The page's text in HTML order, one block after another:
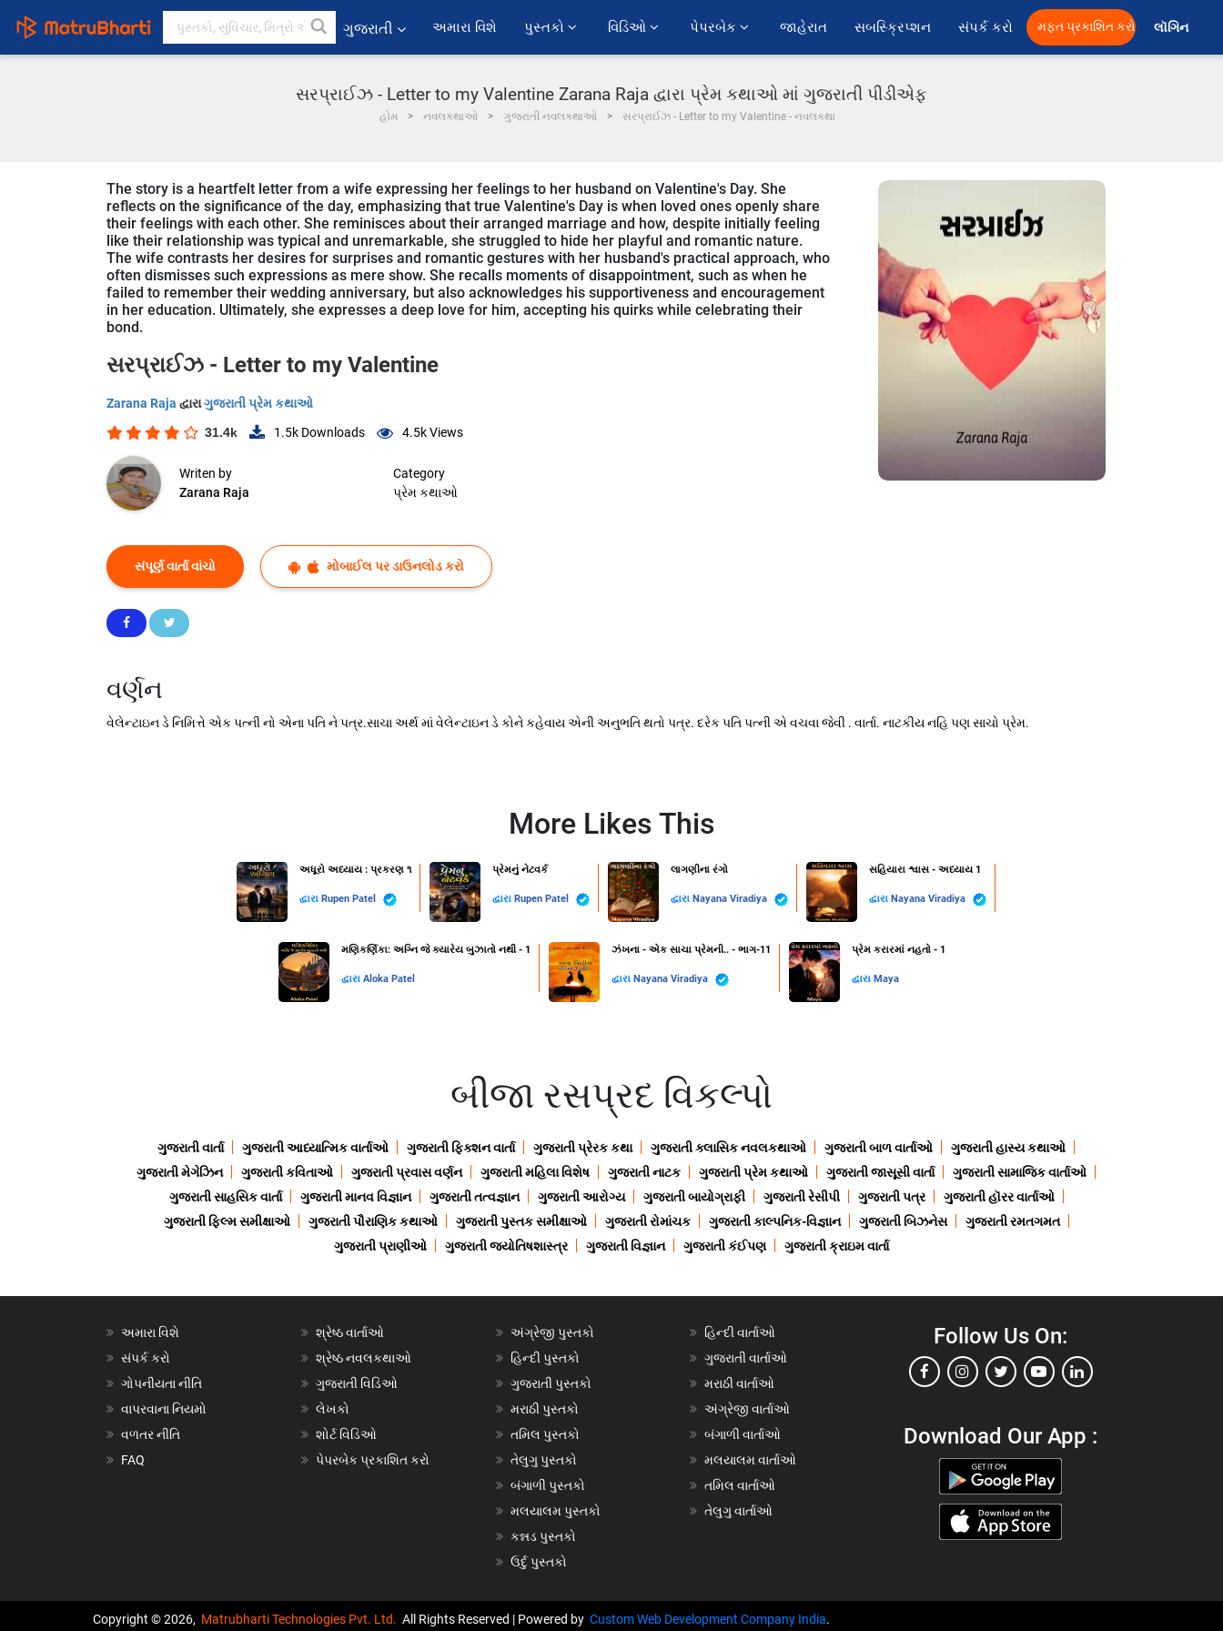
ગુજરાતી અમારા વિશે પુસ્તકો વિડિઓ પેપરબેક જાહેરાત સબસ્ક્રિપ્શન સંપર્ક કરો મફત પ્રકાશિત કરો લૉગિન
સરપ્રાઈઝ - Letter to my Valentine Zarana Raja દ્વારા પ્રેમ કથાઓ માં ગુજરાતી પીડીએફ
હોમ નવલકથાઓ ગુજરાતી નવલકથાઓ સરપ્રાઈઝ - Letter to my Valentine - નવલકથા
The story is a heartfelt letter from a wife expressing her feelings to her husband on Valentine's Day. She
reflects on the significance of the day, emphasizing that true Valentine's Day is when loved ones openly share
their feelings with each other. She reminisces about their arranged marriage and how, despite initially feeling
like their relationship was typical and unremarkable, she struggled to hide her playful and romantic nature.
The wife contrasts her desires for surprises and romantic gestures with her husband's practical approach, who
often dismisses such expressions as mere show. She recalls moments of disappointment, such as when he
failed to remember their wedding anniversary, but also acknowledges his supportiveness and encouragement
in her education. Ultimately, she expresses a deep love for him, accepting his quirks while celebrating their
bond.
સરપ્રાઈઝ - Letter to my Valentine
Zarana Raja દ્વારાગુજરાતી પ્રેમ કથાઓ
31.4k 1.5k Downloads 4.5kViews
Writen by
Zarana Raja
Category
પ્રેમ કથાઓ
સંપૂર્ણ વાર્તા વાંચો મોબાઈલ પર ડાઉનલોડ કરો
વર્ણન
વેલેન્ટાઇન ડે નિમિત્તે એક પત્ની નો એના પતિ ને પત્ર.સાચા અર્થ માં વેલેન્ટાઇન ડે કોને કહેવાય એની અનુભતિ થતો પત્ર. દરેક પતિ પત્ની એ વચવા જેવી . વાર્તા. નાટકીય નહિ પણ સાચો પ્રેમ.
More Likes This
અધૂરો અધ્યાય : પ્રકરણ ૧
દ્વારા Rupen Patel
પ્રેમનું નેટવર્ક
દ્વારા Rupen Patel
લાગણીના રંગો
દ્વારા Nayana Viradiya
સહિયારા શ્વાસ - અધ્યાય 1
દ્વારા Nayana Viradiya
મણિકર્ણિકા: અગ્નિ જે ક્યારેય બુઝાતો નથી - 1
દ્વારા Aloka Patel
ઝંખના - એક સાચા પ્રેમની.. - ભાગ-11
દ્વારા Nayana Viradiya
પ્રેમ કરારમાં નહતો - 1
દ્વારા Maya
બીજા રસપ્રદ વિકલ્પો
ગુજરાતી વાર્તા ગુજરાતી આધ્યાત્મિક વાર્તાઓ ગુજરાતી ફિક્શન વાર્તા ગુજરાતી પ્રેરક કથા ગુજરાતી ક્લાસિક નવલકથાઓ ગુજરાતી બાળ વાર્તાઓ
ગુજરાતી હાસ્ય કથાઓ
ગુજરાતી મેગેઝિન
ગુજરાતી કવિતાઓ ગુજરાતી પ્રવાસ વર્ણન ગુજરાતી મહિલા વિશેષ ગુજરાતી નાટક ગુજરાતી પ્રેમ કથાઓ ગુજરાતી જાસૂસી વાર્તા
ગુજરાતી સામાજિક વાર્તાઓ
ગુજરાતી સાહસિક વાર્તા
ગુજરાતી માનવ વિજ્ઞાન ગુજરાતી તત્વજ્ઞાન ગુજરાતી આરોગ્ય ગુજરાતી બાયોગ્રાફી ગુજરાતી રેસીપી ગુજરાતી પત્ર
ગુજરાતી હૉરર વાર્તાઓ
ગુજરાતી ફિલ્મ સમીક્ષાઓ
ગુજરાતી પૌરાણિક કથાઓ ગુજરાતી પુસ્તક સમીક્ષાઓ ગુજરાતી રોમાંચક ગુજરાતી કાલ્પનિક-વિજ્ઞાન ગુજરાતી બિઝનેસ
ગુજરાતી રમતગમત
ગુજરાતી પ્રાણીઓ
ગુજરાતી જ્યોતિષશાસ્ત્ર ગુજરાતી વિજ્ઞાન ગુજરાતી કંઈપણ ગુજરાતી ક્રાઇમ વાર્તા
અમારા વિશે
સંપર્ક કરો
ગોપનીયતા નીતિ
વાપરવાના નિયમો
વળતર નીતિ
FAQ
શ્રેષ્ઠ વાર્તાઓ
શ્રેષ્ઠ નવલકથાઓ
ગુજરાતી વિડિઓ
લેખકો
શોર્ટ વિડિઓ
પેપરબેક પ્રકાશિત કરો
અંગ્રેજી પુસ્તકો
હિન્દી પુસ્તકો
ગુજરાતી પુસ્તકો
મરાઠી પુસ્તકો
તમિલ પુસ્તકો
તેલુગુ પુસ્તકો
બંગાળી પુસ્તકો
મલયાલમ પુસ્તકો
કન્નડ પુસ્તકો
ઉર્દુ પુસ્તકો
હિન્દી વાર્તાઓ
ગુજરાતી વાર્તાઓ
મરાઠી વાર્તાઓ
અંગ્રેજી વાર્તાઓ
બંગાળી વાર્તાઓ
મલયાલમ વાર્તાઓ
તમિલ વાર્તાઓ
તેલુગુ વાર્તાઓ
Follow Us On:
Download Our App :
Copyright © 2026, Matrubharti Technologies Pvt. Ltd. All Rights Reserved | Powered by Custom Web Development Company India.